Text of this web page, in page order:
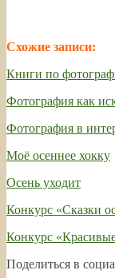
Схожие записи:
Книги по
Фотография как
Фотография в
Моё осеннее хокку
Осень уходит
Конкурс «Сказки
Конкурс
Поделиться в